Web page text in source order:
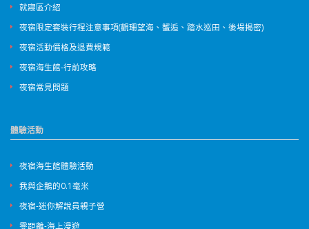
就寢區介紹
夜宿限定套裝行程注意事項(觀珊望海、蟹逅、踏水巡田、後場揭密)
夜宿活動價格及退費規範
夜宿海生館-行前攻略
夜宿常見問題
體驗活動
夜宿海生館體驗活動
我與企鵝的0.1毫米
夜宿-迷你解說員親子營
零距離-海上漫遊